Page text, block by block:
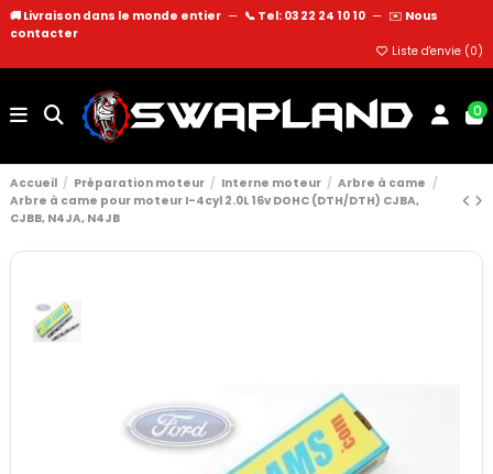
🚚 Livraison dans le monde entier — 📞 Tel: 03 22 24 10 10 — ✉️ Nous
contacter
Liste d'envie (0)
0
Accueil Préparation moteur Interne moteur
Arbre à came
Arbre à came pour moteur I-4cyl 2.0L 16v DOHC (DTH/DTH) CJBA,
CJBB, N4JA, N4JB